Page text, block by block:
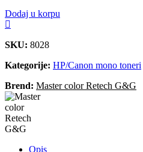
Dodaj u korpu
SKU: 8028
Kategorije: HP/Canon mono toneri
Brend: Master color Retech G&G
Opis